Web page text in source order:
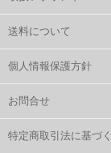
送料について
個人情報保護方針
お問合せ
特定商取引法に基づ